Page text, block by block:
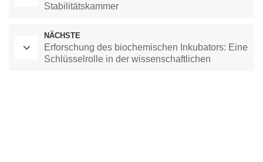
Stabilitätskammer
NÄCHSTE
Erforschung des biochemischen Inkubators: Eine
Schlüsselrolle in der wissenschaftlichen